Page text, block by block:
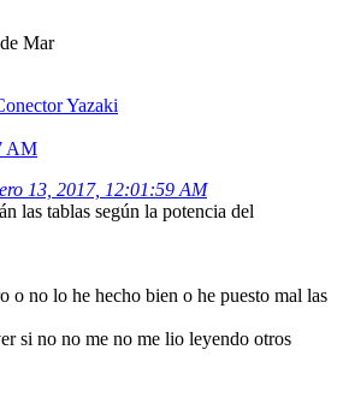
Mar
Yazaki
AM
13, 2017, 12:01:59 AM
las tablas según la potencia del
o no lo he hecho bien o he puesto mal las
si no no me no me lio leyendo otros